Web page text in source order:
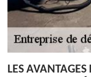
LES AVANTAGES